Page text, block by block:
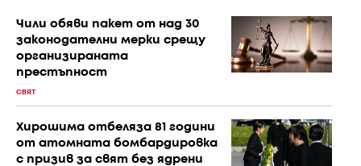
Чили обяви пакет от над 30
законодателни мерки срещу
организираната
престъпност
СВЯТ
Хирошима отбеляза 81 години
от атомната бомбардировка
с призив за свят без ядрени